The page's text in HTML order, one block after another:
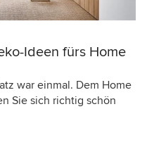
Ideen fürs Home
war einmal. Dem Home
Sie sich richtig schön